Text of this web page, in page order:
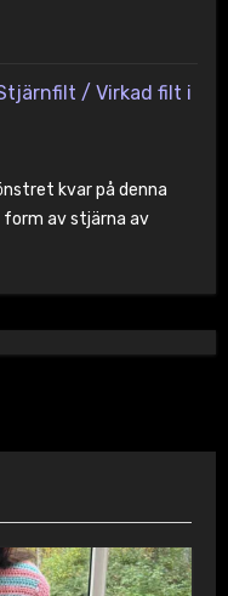
/ Virkad filt i
kvar på denna
av stjärna av